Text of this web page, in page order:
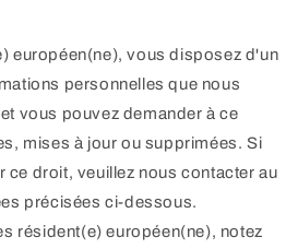
européen(ne), vous disposez d'un
personnelles que nous
vous pouvez demander à ce
mises à jour ou supprimées. Si
ce droit, veuillez nous contacter au
précisées ci-dessous.
résident(e) européen(ne), notez